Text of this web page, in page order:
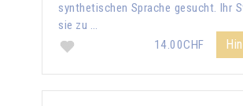
synthetischen Sprache gesucht. Ihr
sie zu …
14.00CHF